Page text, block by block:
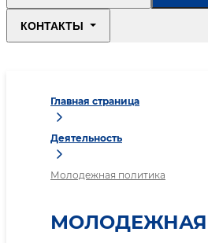
КОНТАКТЫ
Главная страница
Деятельность
Молодежная политика